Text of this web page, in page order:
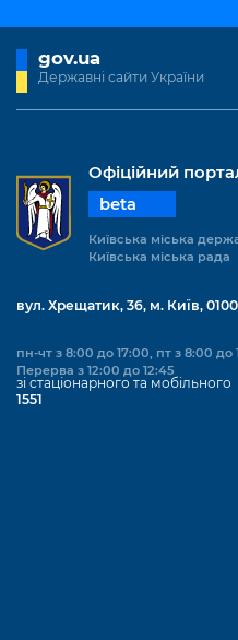
gov.ua
Державні сайти України
Офіційний
beta
Київська міська
Київська міська рада
вул. Хрещатик, 36, м. Київ,
пн-чт з 8:00 до 17:00, пт з 8:00 до
Перерва з 12:00 до 12:45
зі стаціонарного та мобільного
1551